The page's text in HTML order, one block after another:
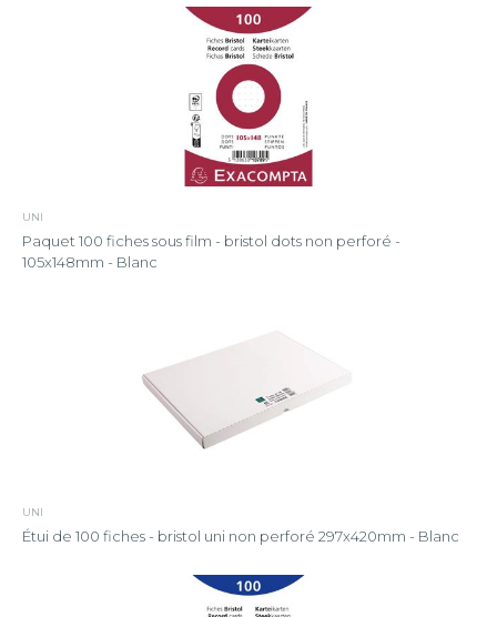
UNI
Paquet 100 fiches sous film - bristol dots non perforé -
105x148mm - Blanc
UNI
Étui de 100 fiches - bristol uni non perforé 297x420mm - Blanc